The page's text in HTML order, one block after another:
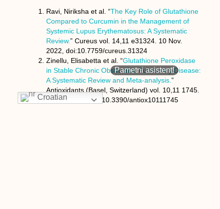
Ravi, Niriksha et al. “The Key Role of Glutathione
Compared to Curcumin in the Management of
Systemic Lupus Erythematosus: A Systematic
Review.” Cureus vol. 14,11 e31324. 10 Nov.
2022, doi:10.7759/cureus.31324
Zinellu, Elisabetta et al. “Glutathione Peroxidase
in Stable Chronic Obstructive Pulmonary Disease:
A Systematic Review and Meta-analysis. ”
Antioxidants (Basel, Switzerland) vol. 10,11 1745.
30 Oct. 2021, doi:10.3390/antiox10111745
Croatian
Pametni asistent!